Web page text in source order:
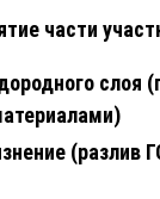
части
слоя
(разлив